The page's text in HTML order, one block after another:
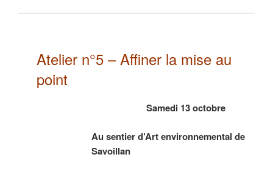
Atelier n°5 – Affiner la mise au
point
Samedi 13 octobre
Au sentier d’Art environnemental de
Savoillan